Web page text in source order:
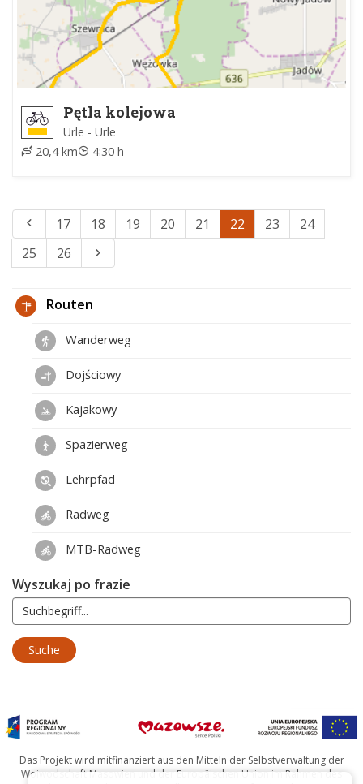
Pętla kolejowa
Urle - Urle
20,4 km
4:30 h
17 18 19 20 21 22 23
24
25
26
Routen
Wanderweg
Dojściowy
Kajakowy
Spazierweg
Lehrpfad
Radweg
MTB-Radweg
Wyszukaj po frazie
Das Projekt wird mitfinanziert aus den Mitteln der Selbstverwaltung der
Woiwodschaft Masowien und der Europäischen Union im Rahmen des